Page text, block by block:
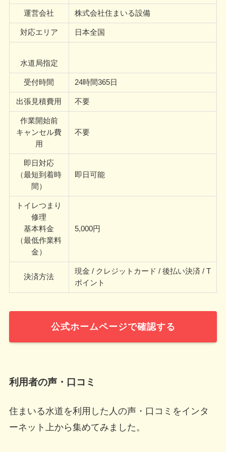
運営会社 株式会社住まいる設備
対応エリア 日本全国
水道局指定
受付時間 24時間365日
出張見積費用 不要
作業開始前
キャンセル費
用
不要
即日対応
（最短到着時
間）
即日可能
トイレつまり
修理
基本料金
（最低作業料
金）
5,000円
決済方法
現金 / クレジットカード / 後払い決済 / T
ポイント
公式ホームページで確認する
利用者の声・口コミ
住まいる水道を利用した人の声・口コミをインタ
ーネット上から集めてみました。